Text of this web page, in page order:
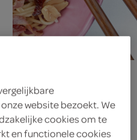
website bezoekt. We
cookies om te
en functionele cookies